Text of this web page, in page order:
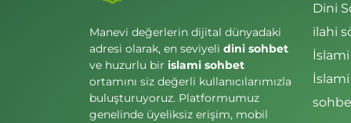
Manevi değerlerin dijital dünyadaki
adresi olarak, en seviyeli dini sohbet
ve huzurlu bir islami sohbet
ortamını siz değerli kullanıcılarımızla
buluşturuyoruz. Platformumuz
genelinde üyeliksiz erişim, mobil
Dini
ilahi